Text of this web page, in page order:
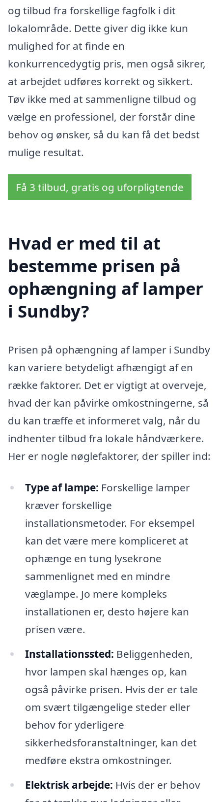
og tilbud fra forskellige fagfolk i dit
lokalområde. Dette giver dig ikke kun
mulighed for at finde en
konkurrencedygtig pris, men også sikrer,
at arbejdet udføres korrekt og sikkert.
Tøv ikke med at sammenligne tilbud og
vælge en professionel, der forstår dine
behov og ønsker, så du kan få det bedst
mulige resultat.
Få 3 tilbud, gratis og uforpligtende
Hvad er med til at
bestemme prisen på
ophængning af lamper
i Sundby?
Prisen på ophængning af lamper i Sundby
kan variere betydeligt afhængigt af en
række faktorer. Det er vigtigt at overveje,
hvad der kan påvirke omkostningerne, så
du kan træffe et informeret valg, når du
indhenter tilbud fra lokale håndværkere.
Her er nogle nøglefaktorer, der spiller ind:
Type af lampe: Forskellige lamper
kræver forskellige
installationsmetoder. For eksempel
kan det være mere kompliceret at
ophænge en tung lysekrone
sammenlignet med en mindre
væglampe. Jo mere kompleks
installationen er, desto højere kan
prisen være.
Installationssted: Beliggenheden,
hvor lampen skal hænges op, kan
også påvirke prisen. Hvis der er tale
om svært tilgængelige steder eller
behov for yderligere
sikkerhedsforanstaltninger, kan det
medføre ekstra omkostninger.
Elektrisk arbejde: Hvis der er behov